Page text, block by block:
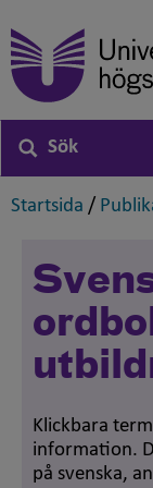
Sök
Startsida ,
/
Klickbara
information.
på svenska,